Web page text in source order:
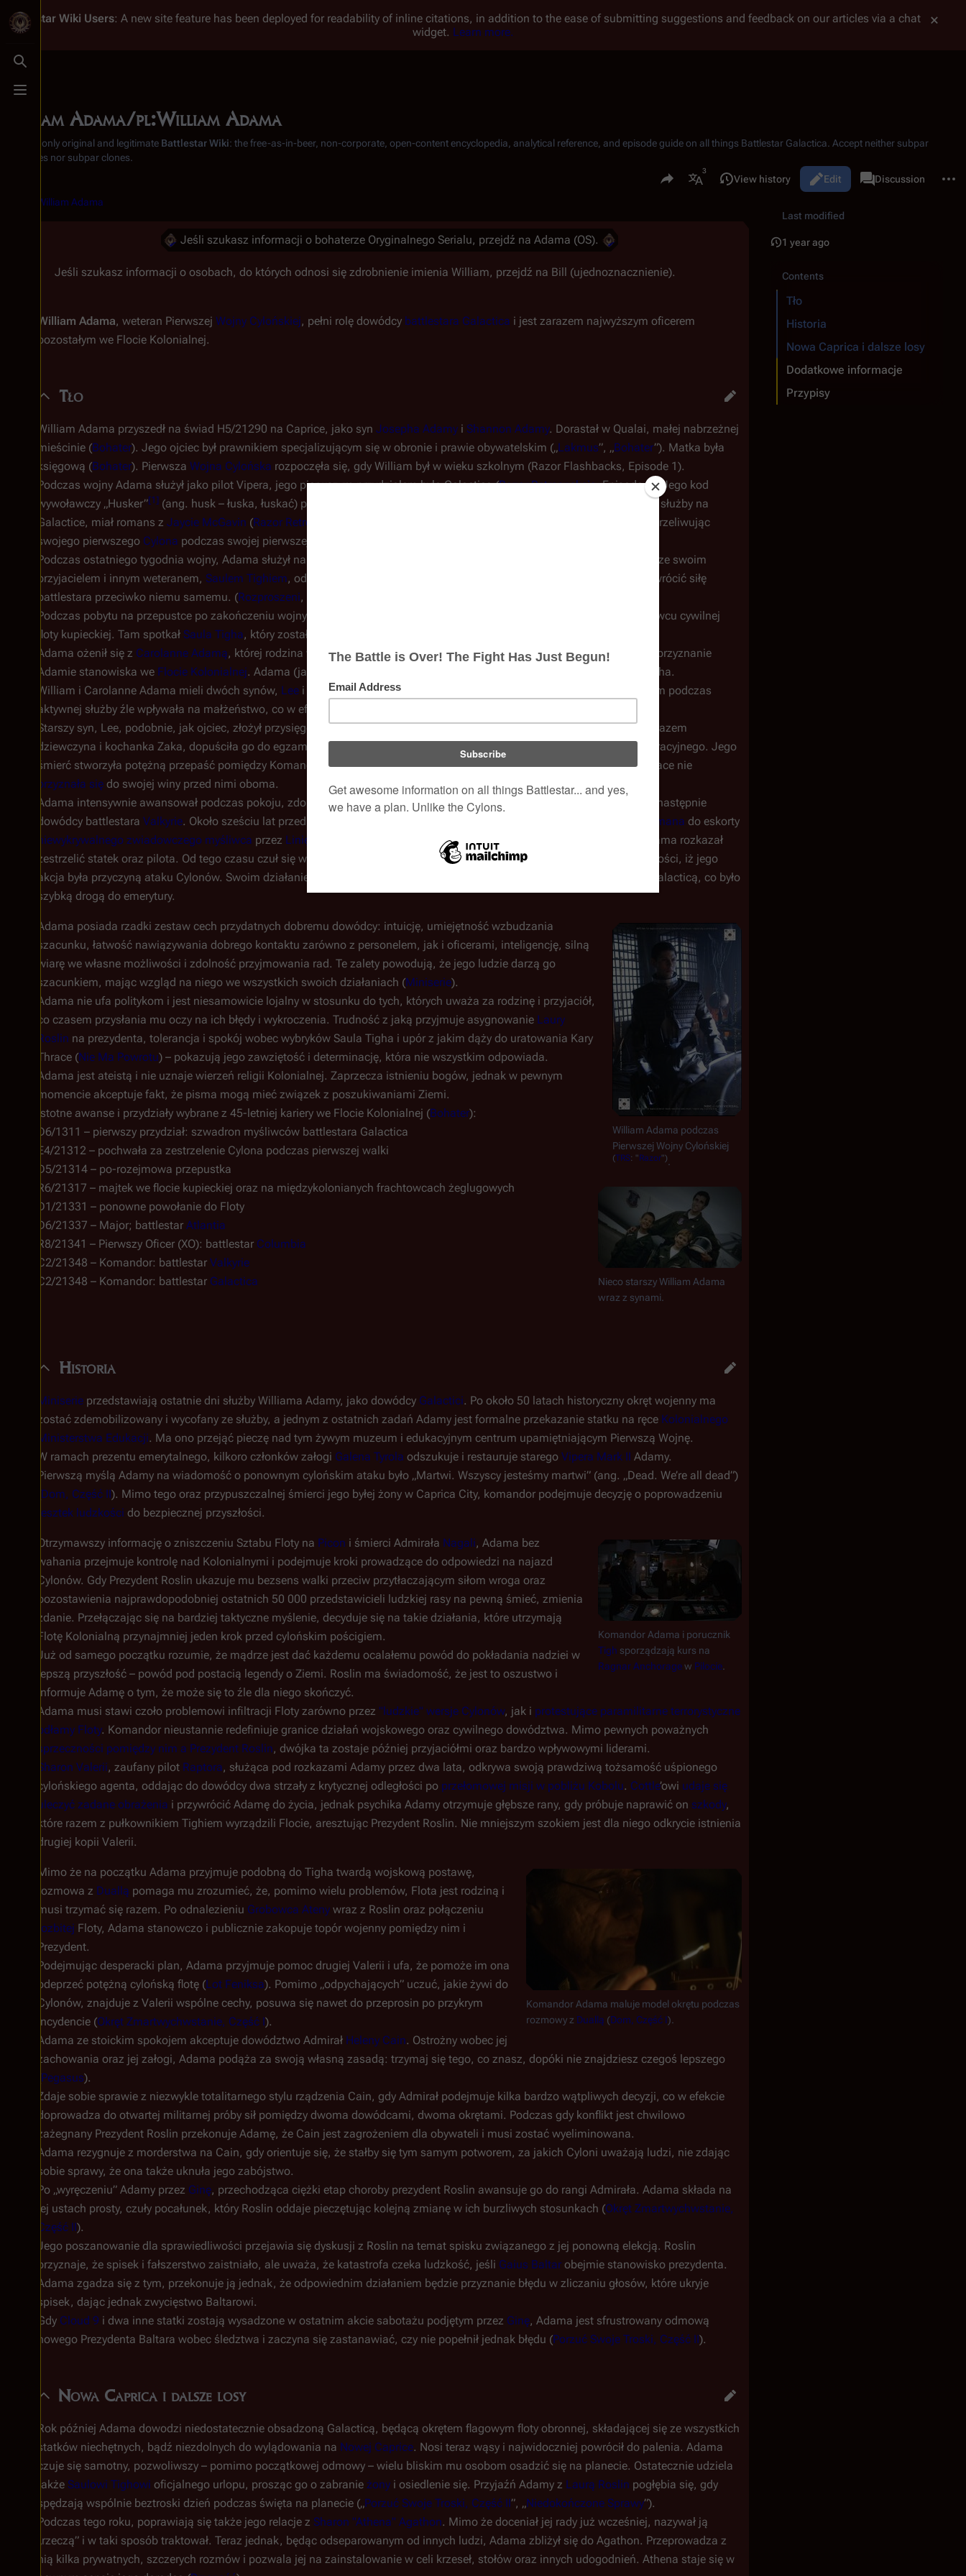
Toggle search
Toggle menu
Battlestar Wiki Users: A new site feature has been deployed for readability of inline citations, in addition to the ease of submitting suggestions and feedback on our articles via a chat
widget. Learn more.
William Adama/pl:William Adama
From the only original and legitimate Battlestar Wiki: the free-as-in-beer, non-corporate, open-content encyclopedia, analytical reference, and episode guide on all things Battlestar Galactica . Accept neither subpar
substitutes nor subpar clones.
Share this page
More languages
Views
Read Edit
View history associated-pages
PageDiscussion
William Adama
Jeśli szukasz informacji o bohaterze Oryginalnego Serialu, przejdź na Adama (OS).
Jeśli szukasz informacji o osobach, do których odnosi się zdrobnienie imienia William, przejdź na Bill (ujednoznacznienie).
William Adama, weteran Pierwszej Wojny Cylońskiej, pełni rolę dowódcy battlestara Galactica i jest zarazem najwyższym oficerem
pozostałym we Flocie Kolonialnej.
Tło
William Adama przyszedł na świad H5/21290 na Caprice, jako syn Josepha Adamy i Shannon Adamy. Dorastał w Qualai, małej nabrzeżnej
mieścinie (Bohater). Jego ojciec był prawnikiem specjalizującym się w obronie i prawie obywatelskim („Lakmus”, „Bohater”). Matka była
księgową (Bohater). Pierwsza Wojna Cylońska rozpoczęła się, gdy William był w wieku szkolnym (Razor Flashbacks, Episode 1).
Podczas wojny Adama służył jako pilot Vipera, jego pierwszym przydziałem była Galactica (Razor Retrospekcje, Episode 1). Jego kod
wywoławczy „Husker”[1] (ang. husk – łuska, łuskać) pochodzi najprawdopodobniej od niskiego, głębokiego głosu. Podczas służby na
Galactice, miał romans z Jaycie McGavin (Razor Retrospekcje
, Episode 1). Udowodnił, że jest utalentowanym pilotem, zestrzeliwując
swojego pierwszego Cylona podczas swojej pierwszej walki, za co otrzymał pochwałę.
Podczas ostatniego tygodnia wojny, Adama służył na
, gdy okręt był okupowany przez siły cylońskie. W rozmowie ze swoim
przyjacielem i innym weteranem, Saulem Tighiem, odwołał się do niebezpiecznej taktyki, za pomocą której Cyloni chcieli zwrócić siłę
battlestara przeciwko niemu samemu. (Rozproszeni, usunięte sceny).
Podczas pobytu na przepustce po zakończeniu wojny, Adama najął się do pracy jako członek załogi pokładowej na frachtowcu cywilnej
floty kupieckiej. Tam spotkał Saula Tigha, który został jego długoletnim przyjacielem i kompanem.
Adama ożenił się z Carolanne Adamą, której rodzina wywierała silny polityczny wpływ na podkomisję obrony i wpłynęła na przyznanie
Adamie stanowiska we Flocie Kolonialnej. Adama (jako major) dwa lata później postarał się o podobne stanowisko dla Tigha.
William i Carolanne Adama mieli dwóch synów, Lee i Zaka. Intensywna kariera Adamy i długi czas jaki spędzał poza domem podczas
aktywnej służby źle wpływała na małżeństwo, co w efekcie doprowadziło do rozwodu.
Starszy syn, Lee, podobnie, jak ojciec, złożył przysięgę na pilota Vipera. Młodszy, Zak - nie.Kara Thrace, instruktorka, a zarazem
dziewczyna i kochanka Zaka, dopuściła go do egzaminu mimo jego wątpliwych umiejętności. Zak zginął podczas lotu operacyjnego. Jego
śmierć stworzyła potężną przepaść pomiędzy Komandorem Adamą, a jego starszym synem na prawie trzy lata, dopóki Thrace nie
przyznała się do swojej winy przed nimi oboma.
Adama intensywnie awansował podczas pokoju, zdobywając posadę pierwszego oficera (XO) na battlestarze
, a następnie
dowódcy battlestara Valkyrie. Około sześciu lat przed Cormana do eskorty
niewykrywalnego zwiadowczego myśliwca przez Linię Rozejmu
. Misja zakończyła się porażką i aby zapobiec wykryciu, Adama rozkazał
zestrzelić statek oraz pilota. Od tego czasu czuł się winny, zarówno za zestrzelenie własnego pilota, jak i z powodu możliwości, iż jego
akcja była przyczyną ataku Cylonów. Swoim działaniem Adama stracił wiele w oczach dowódców. Objął dowództwo nad Galacticą, co było
szybką drogą do emerytury.
William Adama podczas
Pierwszej Wojny Cylońskiej
(TRS: "Razor")
Nieco starszy William Adama
wraz z synami.
Adama posiada rzadki zestaw cech przydatnych dobremu dowódcy: intuicję, umiejętność wzbudzania
szacunku, łatwość nawiązywania dobrego kontaktu zarówno z personelem, jak i oficerami, inteligencję, silną
wiarę we własne możliwości i zdolność przyjmowania rad. Te zalety powodują, że jego ludzie darzą go
szacunkiem, mając wzgląd na niego we wszystkich swoich działaniach (Miniserie).
Adama nie ufa politykom i jest niesamowicie lojalny w stosunku do tych, których uważa za rodzinę i przyjaciół,
co czasem przysłania mu oczy na ich błędy i wykroczenia. Trudność z jaką przyjmuje asygnowanie Laury
Roslin na prezydenta, tolerancja i spokój wobec wybryków Saula Tigha i upór z jakim dąży do uratowania Kary
Thrace (Nie Ma Powrotu) – pokazują jego zawziętość i determinację, która nie wszystkim odpowiada.
Adama jest ateistą i nie uznaje wierzeń religii Kolonialnej. Zaprzecza istnieniu bogów, jednak w pewnym
momencie akceptuje fakt, że pisma mogą mieć związek z poszukiwaniami Ziemi.
Istotne awanse i przydziały wybrane z 45-letniej kariery we Flocie Kolonialnej (Bohater):
D6/1311 – pierwszy przydział: szwadron myśliwców battlestara Galactica
E4/21312 – pochwała za zestrzelenie Cylona podczas pierwszej walki
D5/21314 – po-rozejmowa przepustka
R6/21317 – majtek we flocie kupieckiej oraz na międzykolonianych frachtowcach żeglugowych
D1/21331 – ponowne powołanie do Floty
D6/21337 – Major; battlestar Atlantia
R8/21341 – Pierwszy Oficer (XO): battlestar Columbia
C2/21348 – Komandor: battlestar Valkyrie
C2/21348 – Komandor: battlestar Galactica
Historia
Miniserie przedstawiają ostatnie dni służby Williama Adamy, jako dowódcy Galactici. Po około 50 latach historyczny okręt wojenny ma
zostać zdemobilizowany i wycofany ze służby, a jednym z ostatnich zadań Adamy jest formalne przekazanie statku na ręce Kolonialnego
Ministerstwa Edukacji. Ma ono przejąć pieczę nad tym żywym muzeum i edukacyjnym centrum upamiętniającym Pierwszą Wojnę.
W ramach prezentu emerytalnego, kilkoro członków załogi Galena Tyrola odszukuje i restauruje starego Vipera Mark II Adamy.
Pierwszą myślą Adamy na wiadomość o ponownym cylońskim ataku było „Martwi. Wszyscy jesteśmy martwi” (ang. „Dead. We’re all dead”)
Dom, Część II). Mimo tego oraz przypuszczalnej śmierci jego byłej żony w Caprica City, komandor podejmuje decyzję o poprowadzeniu
resztek ludzkości do bezpiecznej przyszłości.
Komandor Adama i porucznik
Tigh sporządzają kurs na
Ragnar Anchoragew Pilocie
Otrzymawszy informację o zniszczeniu Sztabu Floty na Picon i śmierci Admirała Nagali, Adama bez
wahania przejmuje kontrolę nad Kolonialnymi i podejmuje kroki prowadzące do odpowiedzi na najazd
Cylonów. Gdy Prezydent Roslin ukazuje mu bezsens walki przeciw przytłaczającym siłom wroga oraz
pozostawienia najprawdopodobniej ostatnich 50 000 przedstawicieli ludzkiej rasy na pewną śmieć, zmienia
zdanie. Przełączając się na bardziej taktyczne myślenie, decyduje się na takie działania, które utrzymają
Flotę Kolonialną przynajmniej jeden krok przed cylońskim pościgiem.
Już od samego początku rozumie, że mądrze jest dać każdemu ocalałemu powód do pokładania nadziei w
lepszą przyszłość – powód pod postacią legendy o Ziemi. Roslin ma świadomość, że jest to oszustwo i
informuje Adamę o tym, że może się to źle dla niego skończyć.
Adama musi stawi czoło problemowi infiltracji Floty zarówno przez "ludzkie" wersje Cylonów, jak i protestujące paramilitarne terrorystyczne
odłamy Floty. Komandor nieustannie redefiniuje granice działań wojskowego oraz cywilnego dowództwa. Mimo pewnych poważnych
sprzeczności pomiędzy nim a Prezydent Roslin, dwójka ta zostaje później przyjaciółmi oraz bardzo wpływowymi liderami.
Sharon Valerii, zaufany pilot Raptora, służąca pod rozkazami Adamy przez dwa lata, odkrywa swoją prawdziwą tożsamość uśpionego
cylońskiego agenta, oddając do dowódcy dwa strzały z krytycznej odległości po przełomowej misji w pobliżu Kobolu. Cottle’owi udaje się
uleczyć zadane obrażenia i przywrócić Adamę do życia, jednak psychika Adamy otrzymuje głębsze rany, gdy próbuje naprawić on szkody,
które razem z pułkownikiem Tighiem wyrządzili Flocie, aresztując Prezydent Roslin. Nie mniejszym szokiem jest dla niego odkrycie istnienia
drugiej kopii Valerii.
Komandor Adama maluje model okrętu podczas
rozmowy z Duallą (Dom, Część I).
Mimo że na początku Adama przyjmuje podobną do Tigha twardą wojskową postawę,
rozmowa z Duallą pomaga mu zrozumieć, że, pomimo wielu problemów, Flota jest rodziną i
musi trzymać się razem. Po odnalezieniu Grobowca Ateny wraz z Roslin oraz połączeniu
rozbitej Floty, Adama stanowczo i publicznie zakopuje topór wojenny pomiędzy nim i
Prezydent.
Podejmując desperacki plan, Adama przyjmuje pomoc drugiej Valerii i ufa, że pomoże im ona
odeprzeć potężną cylońską flotę (Lot Feniksa). Pomimo „odpychających” uczuć, jakie żywi do
Cylonów, znajduje z Valerii wspólne cechy, posuwa się nawet do przeprosin po przykrym
incydencie (Okręt Zmartwychwstanie, Część I).
Adama ze stoickim spokojem akceptuje dowództwo Admirał Heleny Cain. Ostrożny wobec jej
zachowania oraz jej załogi, Adama podąża za swoją własną zasadą: trzymaj się tego, co znasz, dopóki nie znajdziesz czegoś lepszego
Pegasus).
Zdaje sobie sprawie z niezwykle totalitarnego stylu rządzenia Cain, gdy Admirał podejmuje kilka bardzo wątpliwych decyzji, co w efekcie
doprowadza do otwartej militarnej próby sił pomiędzy dwoma dowódcami, dwoma okrętami. Podczas gdy konflikt jest chwilowo
zażegnany Prezydent Roslin przekonuje Adamę, że Cain jest zagrożeniem dla obywateli i musi zostać wyeliminowana.
Adama rezygnuje z morderstwa na Cain, gdy orientuje się, że stałby się tym samym potworem, za jakich Cyloni uważają ludzi, nie zdając
sobie sprawy, że ona także uknuła jego zabójstwo.
Po „wyręczeniu” Adamy przez Ginę, przechodząca ciężki etap choroby prezydent Roslin awansuje go do rangi Admirała. Adama składa na
jej ustach prosty, czuły pocałunek, który Roslin oddaje pieczętując kolejną zmianę w ich burzliwych stosunkach (Okręt Zmartwychwstanie,
Część II).
Jego poszanowanie dla sprawiedliwości przejawia się dyskusji z Roslin na temat spisku związanego z jej ponowną elekcją. Roslin
przyznaje, że spisek i fałszerstwo zaistniało, ale uważa, że katastrofa czeka ludzkość, jeśli Gaius Baltar obejmie stanowisko prezydenta.
Adama zgadza się z tym, przekonuje ją jednak, że odpowiednim działaniem będzie przyznanie błędu w zliczaniu głosów, które ukryje
spisek, dając jednak zwycięstwo Baltarowi.
Gdy Cloud 9 i dwa inne statki zostają wysadzone w ostatnim akcie sabotażu podjętym przez Ginę, Adama jest sfrustrowany odmową
nowego Prezydenta Baltara wobec śledztwa i zaczyna się zastanawiać, czy nie popełnił jednak błędu (Porzuć Swoje Troski, Część II).
Nowa Caprica i dalsze losy
Rok później Adama dowodzi niedostatecznie obsadzoną Galacticą, będącą okrętem flagowym floty obronnej, składającej się ze wszystkich
statków niechętnych, bądź niezdolnych do wylądowania na Nowej Caprice. Nosi teraz wąsy i najwidoczniej powrócił do palenia. Adama
czuje się samotny, pozwoliwszy – pomimo początkowej odmowy – wielu bliskim mu osobom osadzić się na planecie. Ostatecznie udziela
także Saulowi Tighowi oficjalnego urlopu, prosząc go o zabranie żony i osiedlenie się. Przyjaźń Adamy z Laurą Roslin pogłębia się, gdy
spędzają wspólnie beztroski dzień podczas święta na planecie („Porzuć Swoje Troski, Część II”, „Niedokończone Sprawy”).
Podczas tego roku, poprawiają się także jego relacje z Sharon "Athena" Agathon. Mimo że doceniał jej rady już wcześniej, nazywał ją
„rzeczą” i w taki sposób traktował. Teraz jednak, będąc odseparowanym od innych ludzi, Adama zbliżył się do Agathon. Przeprowadza z
nią kilka prywatnych, szczerych rozmów i pozwala jej na zainstalowanie w celi krzeseł, stołów oraz innych udogodnień. Athena staje się w
Last modified
1 year ago
Contents
Tło
Historia
Nowa Caprica i dalsze losy
Dodatkowe informacje
Przypisy